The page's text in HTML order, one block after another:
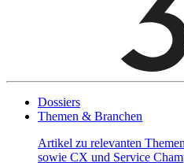
Dossiers
Themen & Branchen
Artikel zu relevanten
sowie CX und Service